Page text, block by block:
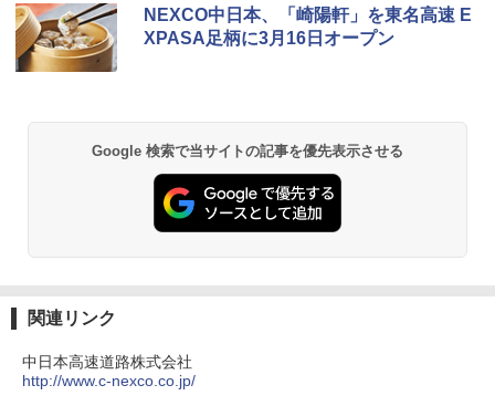
NEXCO中日本、「崎陽軒」を東名高速 E
XPASA足柄に3月16日オープン
Google 検索で当サイトの記事を優先表示させる
関連リンク
中日本高速道路株式会社
http://www.c-nexco.co.jp/